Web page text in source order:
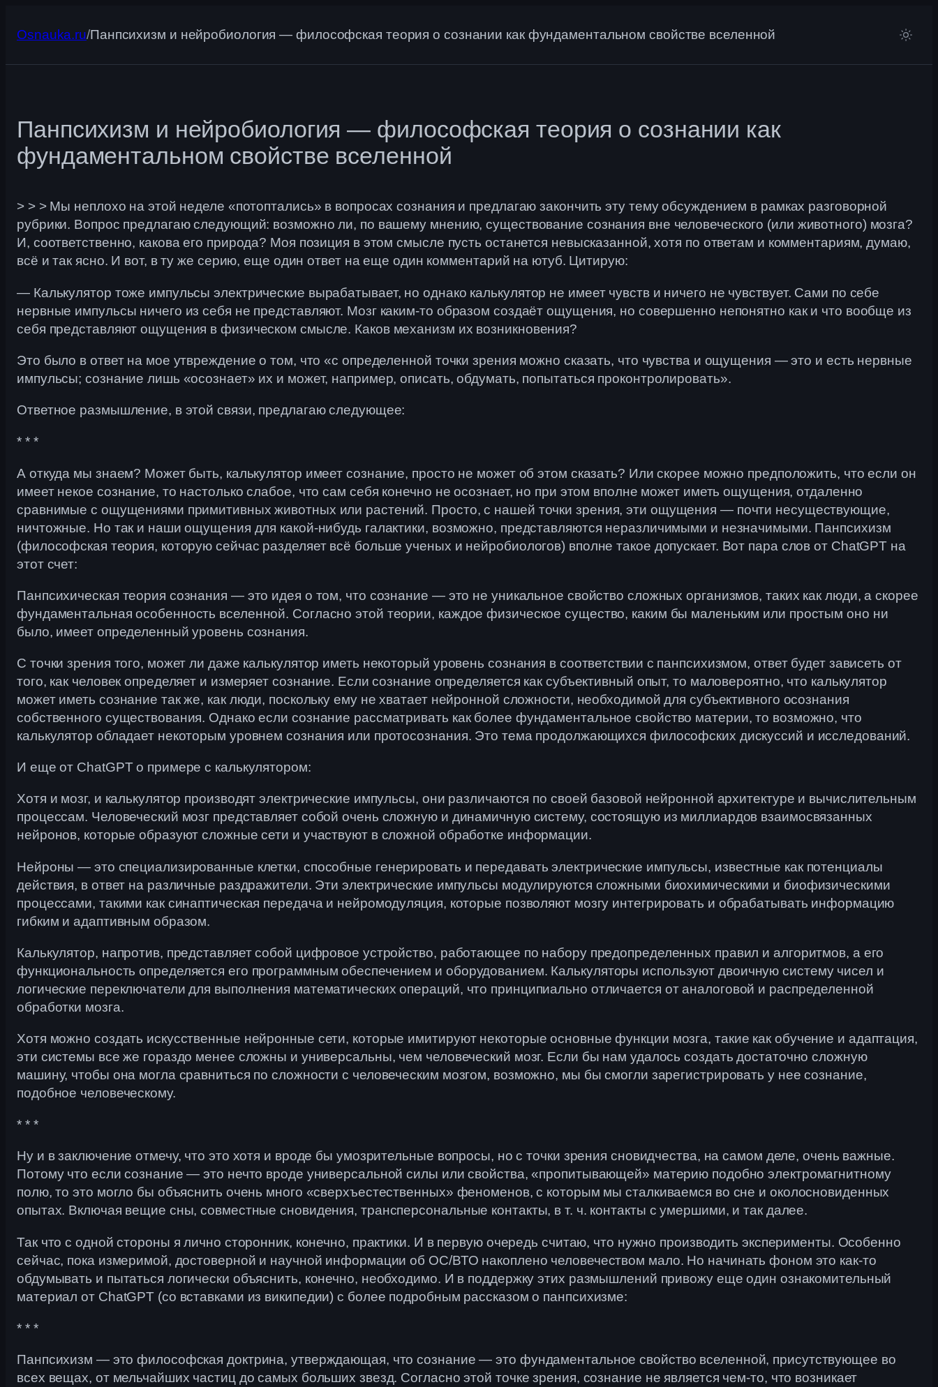
Osnauka.ru/Панпсихизм и нейробиология — философская теория о сознании как фундаментальном свойстве вселенной
Панпсихизм и нейробиология — философская теория о сознании как
фундаментальном свойстве вселенной
> > > Мы неплохо на этой неделе «потоптались» в вопросах сознания и предлагаю закончить эту тему обсуждением в рамках разговорной
рубрики. Вопрос предлагаю следующий: возможно ли, по вашему мнению, существование сознания вне человеческого (или животного) мозга?
И, соответственно, какова его природа? Моя позиция в этом смысле пусть останется невысказанной, хотя по ответам и комментариям, думаю,
всё и так ясно. И вот, в ту же серию, еще один ответ на еще один комментарий на ютуб. Цитирую:
— Калькулятор тоже импульсы электрические вырабатывает, но однако калькулятор не имеет чувств и ничего не чувствует. Сами по себе
нервные импульсы ничего из себя не представляют. Мозг каким-то образом создаёт ощущения, но совершенно непонятно как и что вообще из
себя представляют ощущения в физическом смысле. Каков механизм их возникновения?
Это было в ответ на мое утвреждение о том, что «с определенной точки зрения можно сказать, что чувства и ощущения — это и есть нервные
импульсы; сознание лишь «осознает» их и может, например, описать, обдумать, попытаться проконтролировать».
Ответное размышление, в этой связи, предлагаю следующее:
* * *
А откуда мы знаем? Может быть, калькулятор имеет сознание, просто не может об этом сказать? Или скорее можно предположить, что если он
имеет некое сознание, то настолько слабое, что сам себя конечно не осознает, но при этом вполне может иметь ощущения, отдаленно
сравнимые с ощущениями примитивных животных или растений. Просто, с нашей точки зрения, эти ощущения — почти несуществующие,
ничтожные. Но так и наши ощущения для какой-нибудь галактики, возможно, представляются неразличимыми и незначимыми. Панпсихизм
(философская теория, которую сейчас разделяет всё больше ученых и нейробиологов) вполне такое допускает. Вот пара слов от ChatGPT на
этот счет:
Панпсихическая теория сознания — это идея о том, что сознание — это не уникальное свойство сложных организмов, таких как люди, а скорее
фундаментальная особенность вселенной. Согласно этой теории, каждое физическое существо, каким бы маленьким или простым оно ни
было, имеет определенный уровень сознания.
С точки зрения того, может ли даже калькулятор иметь некоторый уровень сознания в соответствии с панпсихизмом, ответ будет зависеть от
того, как человек определяет и измеряет сознание. Если сознание определяется как субъективный опыт, то маловероятно, что калькулятор
может иметь сознание так же, как люди, поскольку ему не хватает нейронной сложности, необходимой для субъективного осознания
собственного существования. Однако если сознание рассматривать как более фундаментальное свойство материи, то возможно, что
калькулятор обладает некоторым уровнем сознания или протосознания. Это тема продолжающихся философских дискуссий и исследований.
И еще от ChatGPT о примере с калькулятором:
Хотя и мозг, и калькулятор производят электрические импульсы, они различаются по своей базовой нейронной архитектуре и вычислительным
процессам. Человеческий мозг представляет собой очень сложную и динамичную систему, состоящую из миллиардов взаимосвязанных
нейронов, которые образуют сложные сети и участвуют в сложной обработке информации.
Нейроны — это специализированные клетки, способные генерировать и передавать электрические импульсы, известные как потенциалы
действия, в ответ на различные раздражители. Эти электрические импульсы модулируются сложными биохимическими и биофизическими
процессами, такими как синаптическая передача и нейромодуляция, которые позволяют мозгу интегрировать и обрабатывать информацию
гибким и адаптивным образом.
Калькулятор, напротив, представляет собой цифровое устройство, работающее по набору предопределенных правил и алгоритмов, а его
функциональность определяется его программным обеспечением и оборудованием. Калькуляторы используют двоичную систему чисел и
логические переключатели для выполнения математических операций, что принципиально отличается от аналоговой и распределенной
обработки мозга.
Хотя можно создать искусственные нейронные сети, которые имитируют некоторые основные функции мозга, такие как обучение и адаптация,
эти системы все же гораздо менее сложны и универсальны, чем человеческий мозг. Если бы нам удалось создать достаточно сложную
машину, чтобы она могла сравниться по сложности с человеческим мозгом, возможно, мы бы смогли зарегистрировать у нее сознание,
подобное человеческому.
* * *
Ну и в заключение отмечу, что это хотя и вроде бы умозрительные вопросы, но с точки зрения сновидчества, на самом деле, очень важные.
Потому что если сознание — это нечто вроде универсальной силы или свойства, «пропитывающей» материю подобно электромагнитному
полю, то это могло бы объяснить очень много «сверхъестественных» феноменов, с которым мы сталкиваемся во сне и околосновиденных
опытах. Включая вещие сны, совместные сновидения, трансперсональные контакты, в т. ч. контакты с умершими, и так далее.
Так что с одной стороны я лично сторонник, конечно, практики. И в первую очередь считаю, что нужно производить эксперименты. Особенно
сейчас, пока измеримой, достоверной и научной информации об ОС/ВТО накоплено человечеством мало. Но начинать фоном это как-то
обдумывать и пытаться логически объяснить, конечно, необходимо. И в поддержку этих размышлений привожу еще один ознакомительный
материал от ChatGPT (со вставками из википедии) с более подробным рассказом о панпсихизме:
* * *
Панпсихизм — это философская доктрина, утверждающая, что сознание — это фундаментальное свойство вселенной, присутствующее во
всех вещах, от мельчайших частиц до самых больших звезд. Согласно этой точке зрения, сознание не является чем-то, что возникает